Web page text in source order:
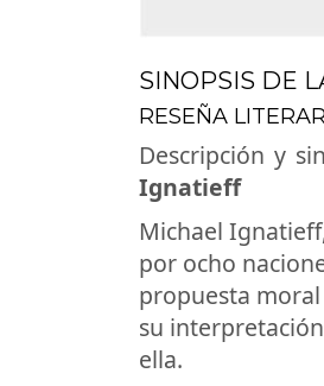
SINOPSIS DE
RESEÑA
Descripción y
Ignatieff
Michael
por ocho
propuesta
su
ella.